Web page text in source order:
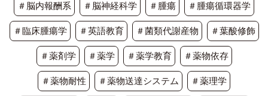
＃脳内報酬系 ＃脳神経科学 ＃腫瘍 ＃腫瘍循環器学
＃臨床腫瘍学 ＃英語教育 ＃菌類代謝産物 ＃葉酸修飾
＃薬剤学 ＃薬学 ＃薬学教育 ＃薬物依存
＃薬物耐性 ＃薬物送達システム ＃薬理学